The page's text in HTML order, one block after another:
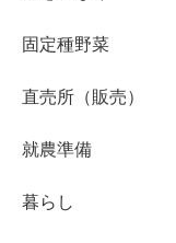
固定種野菜
直売所（販売）
就農準備
暮らし